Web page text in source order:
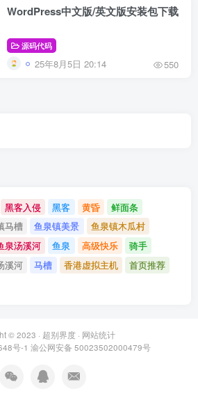
WordPress中文版/英文版安装包下载
源码代码
25年8月5日 20:14 550
黑客入侵 黑客 黄昏
鲜面条
马槽 鱼泉镇美景
鱼泉镇木瓜村
泉汤溪河 鱼泉 高级快乐
骑手
溪河 马槽 香港虚拟主机
首页推荐
© 2023 · 超别界度· 网站统计
号-1 渝公网安备 50023502000479号